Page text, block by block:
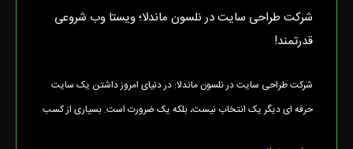
شرکت طراحی سایت در نلسون ماندلا؛ ویستا وب شروعی
قدرتمند!
شرکت طراحی سایت در نلسون ماندلا: در دنیای امروز داشتن یک سایت
حرفه ای دیگر یک انتخاب نیست، بلکه یک ضرورت است. بسیاری از کسب